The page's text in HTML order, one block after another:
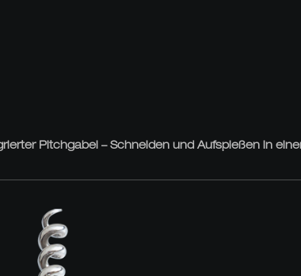
Pitchgabel – Schneiden und Aufspießen in